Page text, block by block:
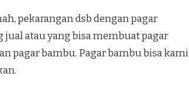
pekarangan dsb dengan pagar
atau yang bisa membuat pagar
pagar bambu. Pagar bambu bisa kami